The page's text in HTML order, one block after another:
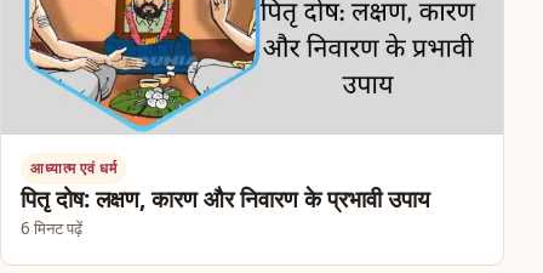
आध्यात्म एवं धर्म
पितृ दोष: लक्षण, कारण और निवारण के प्रभावी उपाय
6 मिनट पढ़ें